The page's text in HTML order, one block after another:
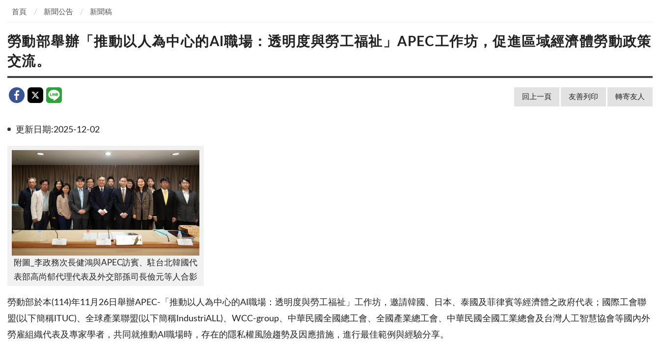
首頁 新聞公告 新聞稿
勞動部舉辦「推動以人為中心的AI職場：透明度與勞工福祉」APEC工作坊，促進區域經濟體勞動政策
交流。
回上一頁 友善列印 轉寄友人
更新日期:2025-12-02
附圖_李政務次長健鴻與APEC訪賓、駐台北韓國代
表部高尚郁代理代表及外交部孫司長儉元等人合影
勞動部於本(114)年11月26日舉辦APEC-「推動以人為中心的AI職場：透明度與勞工福祉」工作坊，邀請韓國、日本、泰國及菲律賓等經濟體之政府代表；國際工會聯
盟(以下簡稱ITUC)、全球產業聯盟(以下簡稱IndustriALL)、WCC-group、中華民國全國總工會、全國產業總工會、中華民國全國工業總會及台灣人工智慧協會等國內外
勞雇組織代表及專家學者，共同就推動AI職場時，存在的隱私權風險趨勢及因應措施，進行最佳範例與經驗分享。